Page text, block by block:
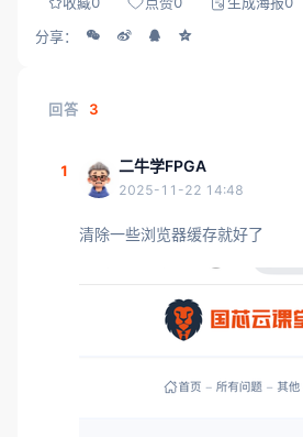
分享：
回答 3
1 二牛学FPGA
2025-11-22 14:48
清除一些浏览器缓存就好了